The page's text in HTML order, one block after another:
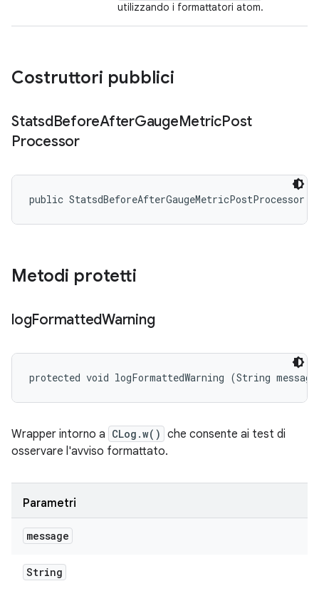
utilizzando i formattatori atom.
Costruttori pubblici
StatsdBeforeAfterGaugeMetricPost
Processor
public StatsdBeforeAfterGaugeMetricPostProcessor
Metodi protetti
logFormattedWarning
protected void logFormattedWarning (String
Wrapper intorno a CLog.w() che consente ai test di
osservare l'avviso formattato.
Parametri
message
String